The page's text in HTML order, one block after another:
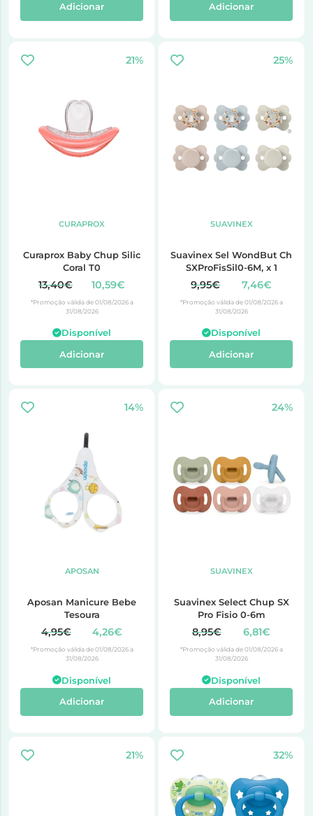
Adicionar Adicionar
21%
CURAPROX
Curaprox Baby Chup Silic
Coral T0
13,40€ 10,59€
*Promoção válida de 01/08/2026 a
31/08/2026
Disponível
Adicionar
25%
SUAVINEX
Suavinex Sel WondBut Ch
SXProFisSil0-6M, x 1
9,95€ 7,46€
*Promoção válida de 01/08/2026 a
31/08/2026
Disponível
Adicionar
14%
APOSAN
Aposan Manicure Bebe
Tesoura
4,95€ 4,26€
*Promoção válida de 01/08/2026 a
31/08/2026
Disponível
Adicionar
24%
SUAVINEX
Suavinex Select Chup SX
Pro Fisio 0-6m
8,95€ 6,81€
*Promoção válida de 01/08/2026 a
31/08/2026
Disponível
Adicionar
21% 32%